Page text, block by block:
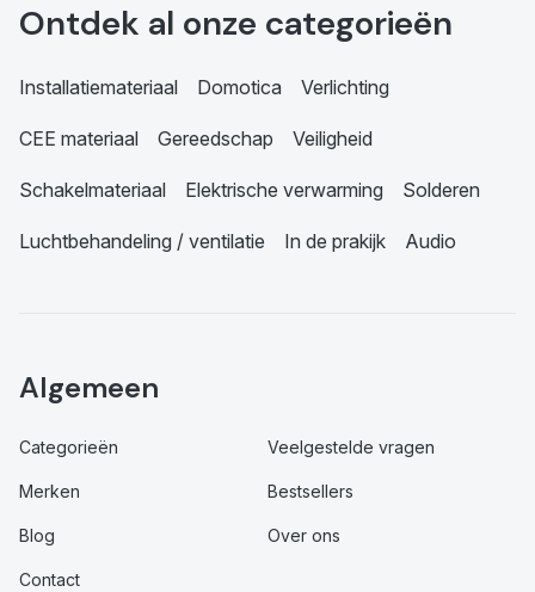
Ontdek al onze categorieën
Installatiemateriaal Domotica Verlichting
CEE materiaal Gereedschap Veiligheid
Schakelmateriaal Elektrische verwarming Solderen
Luchtbehandeling / ventilatie In de prakijk Audio
Algemeen
Categorieën Veelgestelde vragen
Merken Bestsellers
Blog Over ons
Contact